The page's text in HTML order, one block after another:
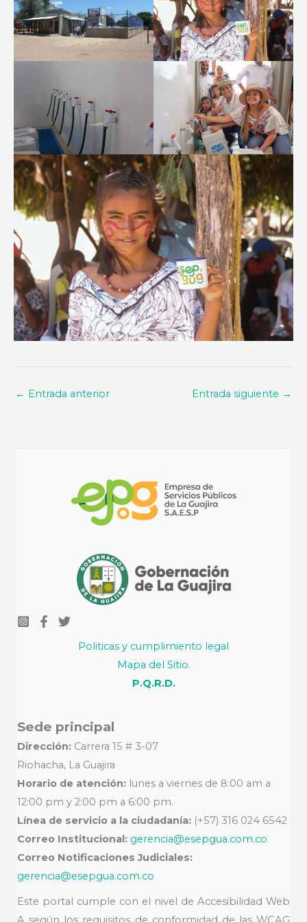
← Entrada anterior Entrada siguiente →
Politicas y cumplimiento legal
Mapa del Sitio.
P.Q.R.D.
Sede principal
Dirección: Carrera 15 # 3-07
Riohacha, La Guajira
Horario de atención: lunes a viernes de 8:00 am a
12:00 pm y 2:00 pm a 6:00 pm.
Línea de servicio a la ciudadanía: (+57) 316 024 6542
Correo Institucional: gerencia@esepgua.com.co
Correo Notificaciones Judiciales:
gerencia@esepgua.com.co
Este portal cumple con el nivel de Accesibilidad Web